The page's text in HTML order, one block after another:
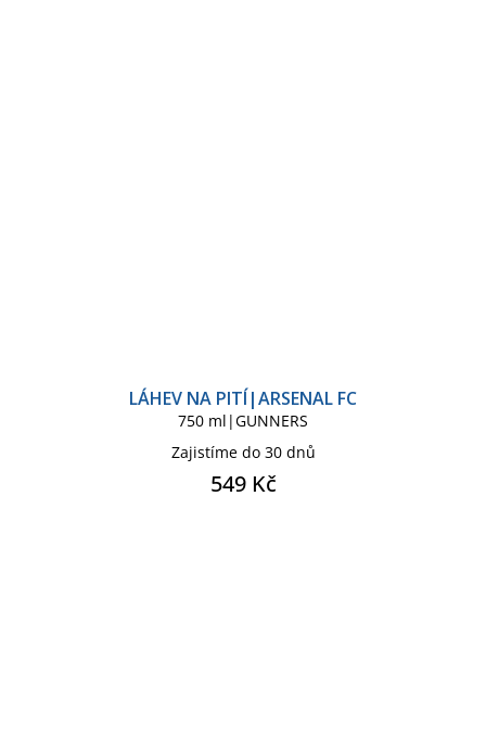
LÁHEV NA PITÍ|ARSENAL FC
750 ml|GUNNERS
Zajistíme do 30 dnů
549 Kč